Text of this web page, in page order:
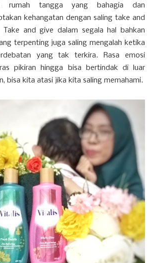
rumah tangga yang bahagia dan
kehangatan dengan saling take and
and give dalam segala hal bahkan
terpenting juga saling mengalah ketika
yang tak terkira. Rasa emosi
pikiran hingga bisa bertindak di luar
bisa kita atasi jika kita saling memahami.